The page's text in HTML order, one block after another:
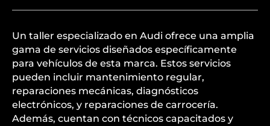
Un taller especializado en Audi ofrece una amplia
gama de servicios diseñados específicamente
para vehículos de esta marca. Estos servicios
pueden incluir mantenimiento regular,
reparaciones mecánicas, diagnósticos
electrónicos, y reparaciones de carrocería.
Además, cuentan con técnicos capacitados y